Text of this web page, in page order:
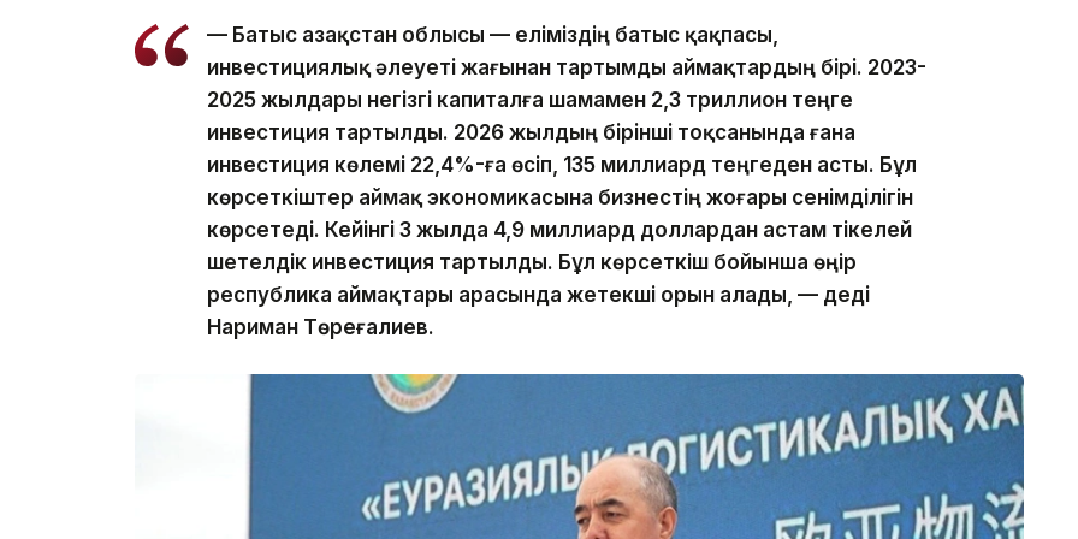
— Батыс Қазақстан облысы — еліміздің батыс қақпасы,
инвестициялық әлеуеті жағынан тартымды аймақтардың бірі. 2023-
2025 жылдары негізгі капиталға шамамен 2,3 триллион теңге
инвестиция тартылды. 2026 жылдың бірінші тоқсанында ғана
инвестиция көлемі 22,4%-ға өсіп, 135 миллиард теңгеден асты. Бұл
көрсеткіштер аймақ экономикасына бизнестің жоғары сенімділігін
көрсетеді. Кейінгі 3 жылда 4,9 миллиард доллардан астам тікелей
шетелдік инвестиция тартылды. Бұл көрсеткіш бойынша өңір
республика аймақтары арасында жетекші орын алады, — деді
Нариман Төреғалиев.